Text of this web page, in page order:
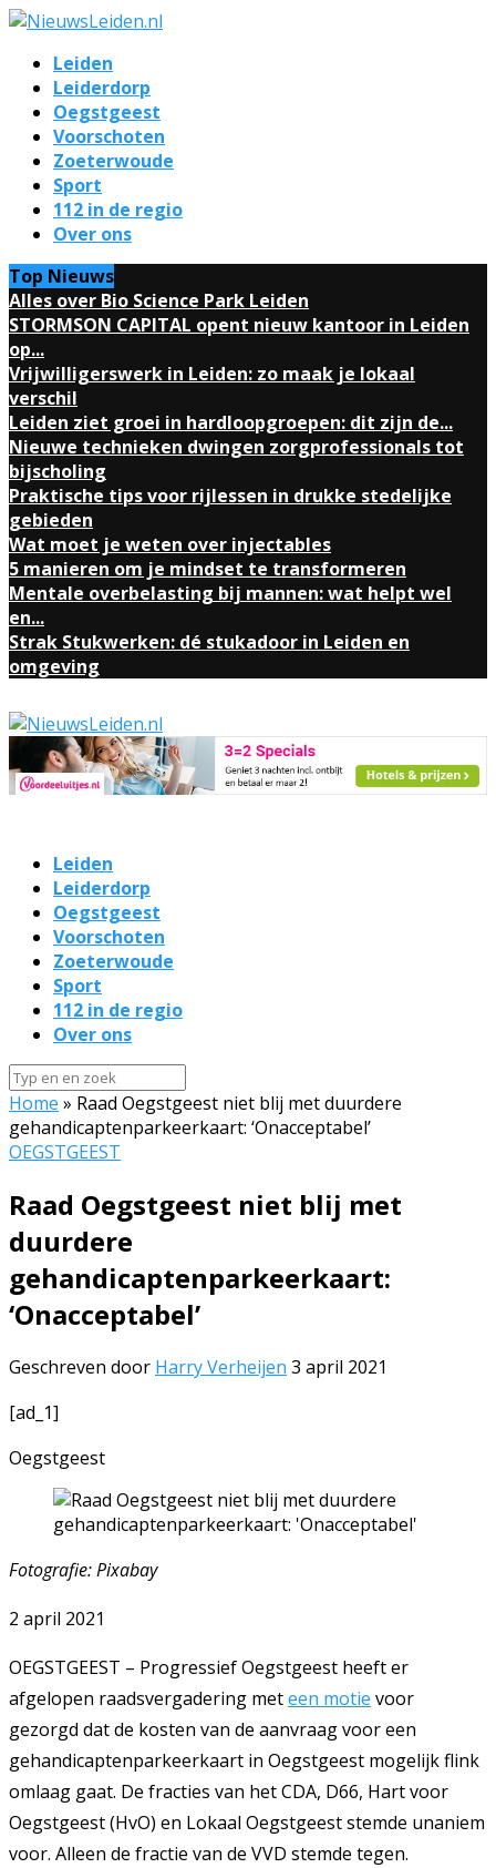
Leiden
Leiderdorp
Oegstgeest
Voorschoten
Zoeterwoude
Sport
112 in de regio
Over ons
Top Nieuws
Alles over Bio Science Park Leiden
STORMSON CAPITAL opent nieuw kantoor in Leiden
op...
Vrijwilligerswerk in Leiden: zo maak je lokaal
verschil
Leiden ziet groei in hardloopgroepen: dit zijn de...
Nieuwe technieken dwingen zorgprofessionals tot
bijscholing
Praktische tips voor rijlessen in drukke stedelijke
gebieden
Wat moet je weten over injectables
5 manieren om je mindset te transformeren
Mentale overbelasting bij mannen: wat helpt wel
en...
Strak Stukwerken: dé stukadoor in Leiden en
omgeving
Leiden
Leiderdorp
Oegstgeest
Voorschoten
Zoeterwoude
Sport
112 in de regio
Over ons
Home » Raad Oegstgeest niet blij met duurdere
gehandicaptenparkeerkaart: ‘Onacceptabel’
OEGSTGEEST
Raad Oegstgeest niet blij met
duurdere
gehandicaptenparkeerkaart:
‘Onacceptabel’
Geschreven door Harry Verheijen 3 april 2021
[ad_1]
Oegstgeest
Fotografie: Pixabay
2 april 2021
OEGSTGEEST – Progressief Oegstgeest heeft er
afgelopen raadsvergadering meteen motie voor
gezorgd dat de kosten van de aanvraag voor een
gehandicaptenparkeerkaart in Oegstgeest mogelijk flink
omlaag gaat. De fracties van het CDA, D66, Hart voor
Oegstgeest (HvO) en Lokaal Oegstgeest stemde unaniem
voor. Alleen de fractie van de VVD stemde tegen.